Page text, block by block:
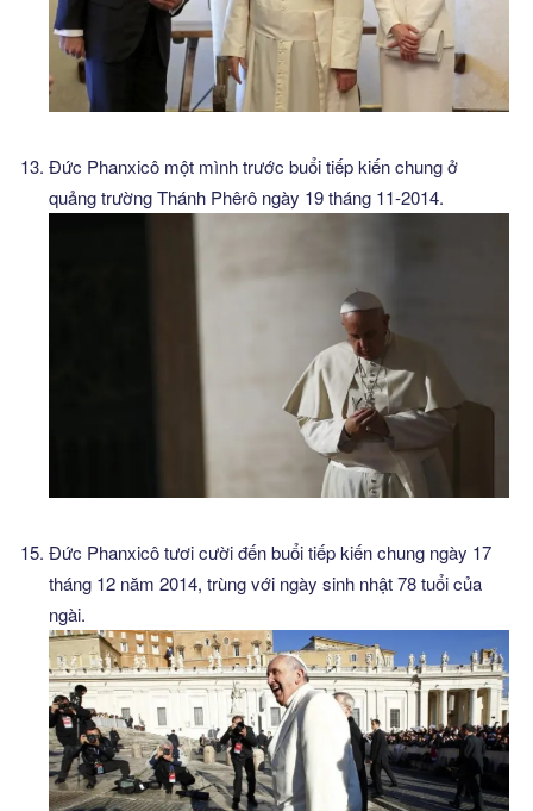
Đức Phanxicô một mình trước buổi tiếp kiến chung ở
quảng trường Thánh Phêrô ngày 19 tháng 11-2014.
Đức Phanxicô tươi cười đến buổi tiếp kiến chung ngày 17
tháng 12 năm 2014, trùng với ngày sinh nhật 78 tuổi của
ngài.